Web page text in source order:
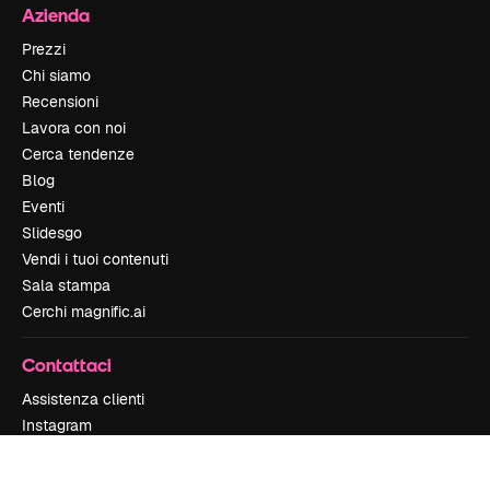
Azienda
Prezzi
Chi siamo
Recensioni
Lavora con noi
Cerca tendenze
Blog
Eventi
Slidesgo
Vendi i tuoi contenuti
Sala stampa
Cerchi magnific.ai
Contattaci
Assistenza clienti
Instagram